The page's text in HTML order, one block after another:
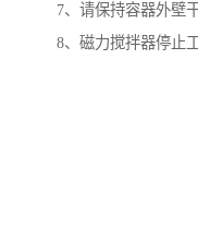
7、请保持容器外壁干
8、磁力搅拌器停止